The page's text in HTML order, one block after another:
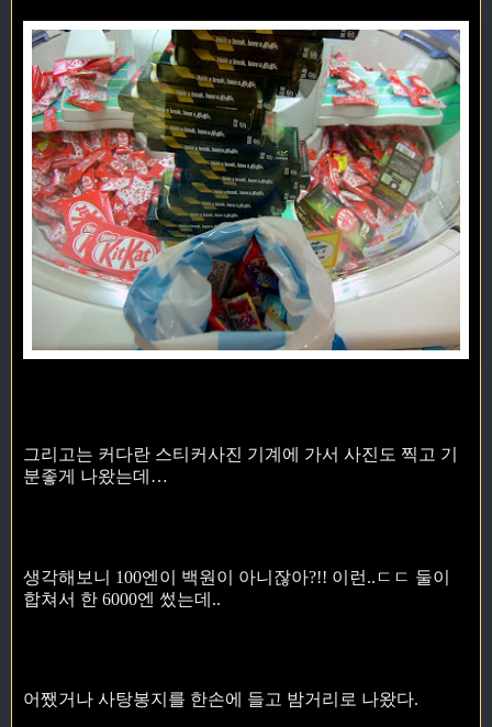
그리고는 커다란 스티커사진 기계에 가서 사진도 찍고 기
분좋게 나왔는데…
생각해보니 100엔이 백원이 아니잖아?!! 이런..ㄷㄷ 둘이
합쳐서 한 6000엔 썼는데..
어쨌거나 사탕봉지를 한손에 들고 밤거리로 나왔다.